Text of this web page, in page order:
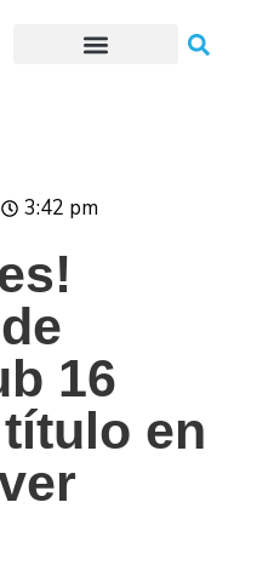
3:42 pm
16
en